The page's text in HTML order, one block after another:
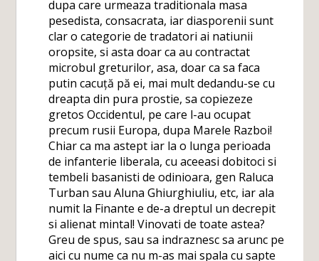
dupa care urmeaza traditionala masa
pesedista, consacrata, iar diasporenii sunt
clar o categorie de tradatori ai natiunii
oropsite, si asta doar ca au contractat
microbul greturilor, asa, doar ca sa faca
putin cacuță pă ei, mai mult dedandu-se cu
dreapta din pura prostie, sa copiezeze
gretos Occidentul, pe care l-au ocupat
precum rusii Europa, dupa Marele Razboi!
Chiar ca ma astept iar la o lunga perioada
de infanterie liberala, cu aceeasi dobitoci si
tembeli basanisti de odinioara, gen Raluca
Turban sau Aluna Ghiurghiuliu, etc, iar ala
numit la Finante e de-a dreptul un decrepit
si alienat mintal! Vinovati de toate astea?
Greu de spus, sau sa indraznesc sa arunc pe
aici cu nume ca nu m-as mai spala cu sapte